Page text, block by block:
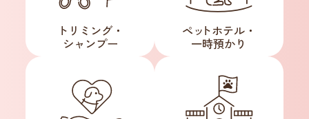
トリミング・
シャンプー
ペットホテル・
一時預かり